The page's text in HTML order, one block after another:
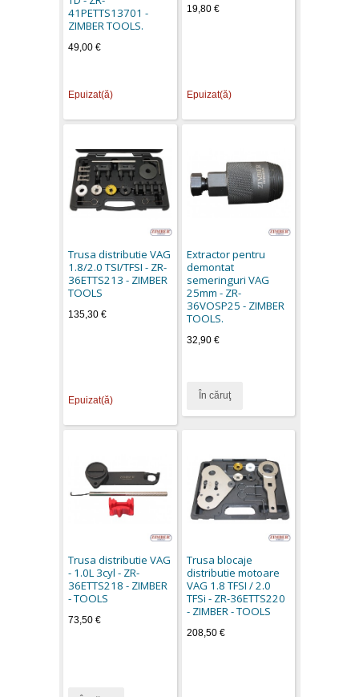
41PETTS13701 -
ZIMBER TOOLS.
49,00 €
Epuizat(ă)
19,80 €
Epuizat(ă)
Trusa distributie VAG
1.8/2.0 TSI/TFSI - ZR-
36ETTS213 - ZIMBER
TOOLS
135,30 €
Epuizat(ă)
Extractor pentru
demontat
semeringuri VAG
25mm - ZR-
36VOSP25 - ZIMBER
TOOLS.
32,90 €
În căruţ
Trusa distributie VAG
- 1.0L 3cyl - ZR-
36ETTS218 - ZIMBER
- TOOLS
73,50 €
Trusa blocaje
distributie motoare
VAG 1.8 TFSI / 2.0
TFSi - ZR-36ETTS220
- ZIMBER - TOOLS
208,50 €